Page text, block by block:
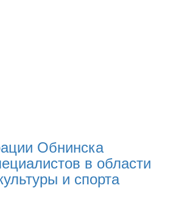
Обнинска
в области
и спорта